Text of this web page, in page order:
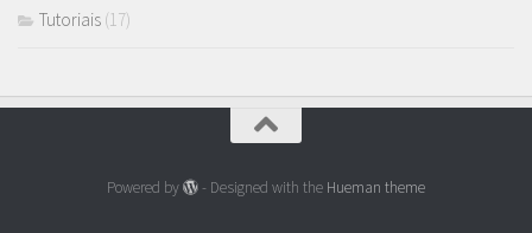
Tutoriais (17)
Powered by - Designed with the Hueman theme